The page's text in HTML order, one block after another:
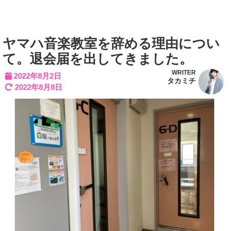
ヤマハ音楽教室を辞める理由につい
て。退会届を出してきました。
2022年8月2日
2022年8月8日
WRITER
タカミチ